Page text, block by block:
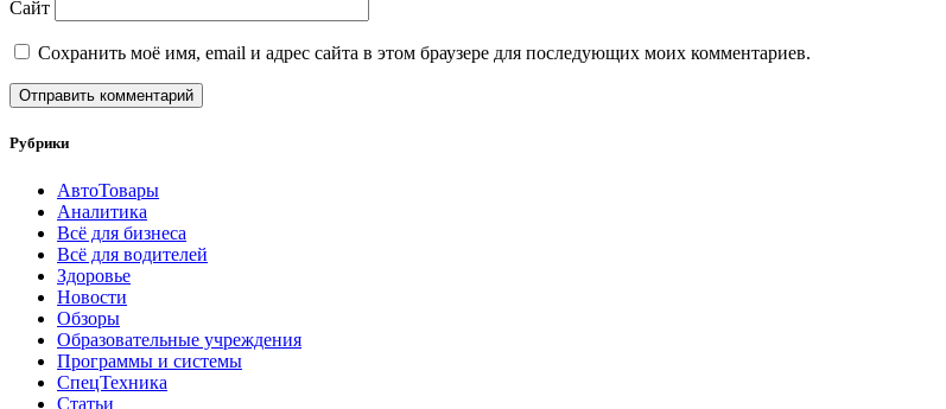
Сайт
Сохранить моё имя, email и адрес сайта в этом браузере для последующих моих комментариев.
Рубрики
АвтоТовары
Аналитика
Всё для бизнеса
Всё для водителей
Здоровье
Новости
Обзоры
Образовательные учреждения
Программы и системы
СпецТехника
Статьи